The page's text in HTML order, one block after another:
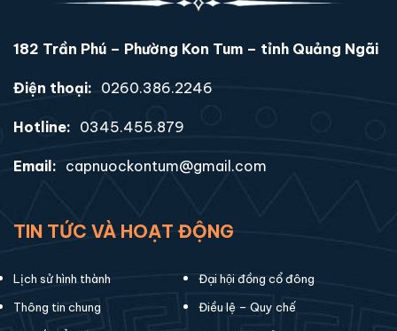
182 Trần Phú – Phường Kon Tum – tỉnh Quảng Ngãi
Điện thoại: 0260.386.2246
Hotline: 0345.455.879
Email: capnuockontum@gmail.com
TIN TỨC VÀ HOẠT ĐỘNG
Lịch sử hình thành
Thông tin chung
Đại hội đồng cổ đông
Điều lệ – Quy chế